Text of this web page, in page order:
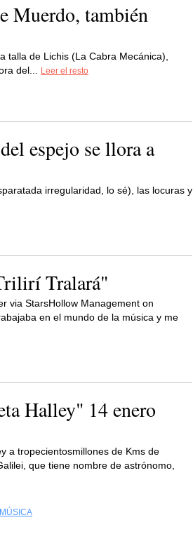
Muerdo, también
talla de Lichis (La Cabra Mecánica),
del...
Leer el resto
espejo se llora a
irregularidad, lo sé), las locuras y
Tralará"
via StarsHollow Management on
en el mundo de la música y me
Halley" 14 enero
a tropecientosmillones de Kms de
que tiene nombre de astrónomo,
MÚSICA